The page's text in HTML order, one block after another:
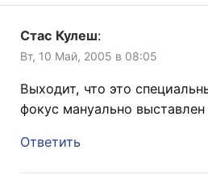
Стас Кулеш:
Вт, 10 Май, 2005 в 08:05
Выходит, что это
фокус мануально выставлен
Ответить